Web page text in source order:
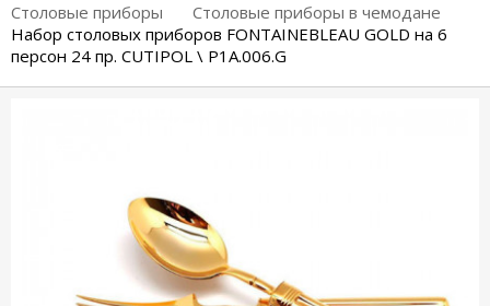
Столовые приборы
Столовые приборы в чемодане
Набор столовых приборов FONTAINEBLEAU GOLD на 6
персон 24 пр. CUTIPOL \ P1A.006.G